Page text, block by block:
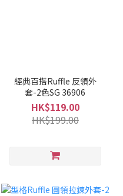
經典百搭Ruffle 反領外
套-2色SG 36906
HK$119.00
HK$199.00